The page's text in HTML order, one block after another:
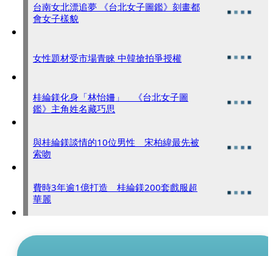
台南女北漂追夢 《台北女子圖鑑》刻畫都
會女子樣貌
女性題材受市場青睞 中韓搶拍爭授權
桂綸鎂化身「林怡姍」 《台北女子圖
鑑》主角姓名藏巧思
與桂綸鎂談情的10位男性 宋柏緯最先被
索吻
費時3年逾1億打造 桂綸鎂200套戲服超
華麗